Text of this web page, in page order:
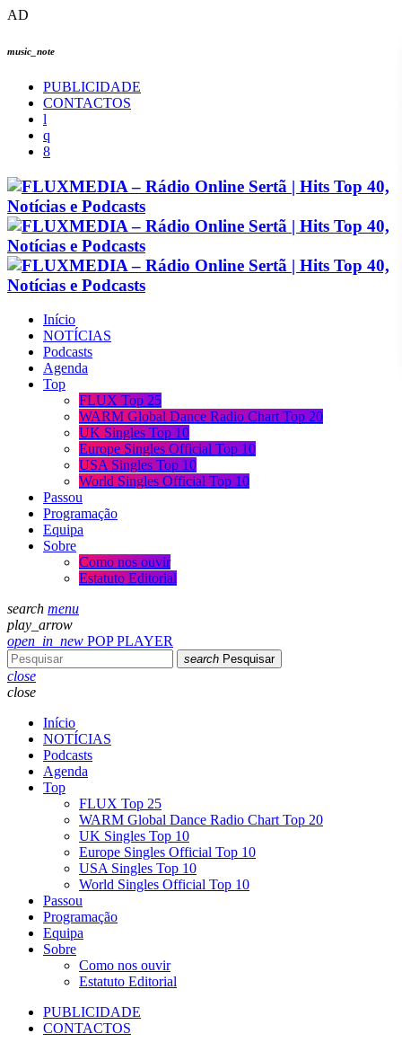
AD
music_note
PUBLICIDADE
CONTACTOS
Início
NOTÍCIAS
Podcasts
Agenda
Top
FLUX Top 25
WARM Global Dance Radio Chart Top 20
UK Singles Top 10
Europe Singles Official Top 10
USA Singles Top 10
World Singles Official Top 10
Passou
Programação
Equipa
Sobre
Como nos ouvir
Estatuto Editorial
search menu
play_arrow
open_in_new POP PLAYER
search Pesquisar
close
close
Início
NOTÍCIAS
Podcasts
Agenda
Top
FLUX Top 25
WARM Global Dance Radio Chart Top 20
UK Singles Top 10
Europe Singles Official Top 10
USA Singles Top 10
World Singles Official Top 10
Passou
Programação
Equipa
Sobre
Como nos ouvir
Estatuto Editorial
PUBLICIDADE
CONTACTOS